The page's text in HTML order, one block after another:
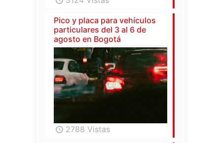
Pico y placa para vehículos
particulares del 3 al 6 de
agosto en Bogotá
2788 Vistas